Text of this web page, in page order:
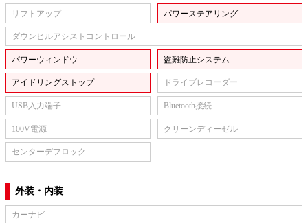
リフトアップ パワーステアリング
ダウンヒルアシストコントロール
パワーウィンドウ 盗難防止システム
アイドリングストップ ドライブレコーダー
USB入力端子 Bluetooth接続
100V電源 クリーンディーゼル
センターデフロック
外装・内装
カーナビ